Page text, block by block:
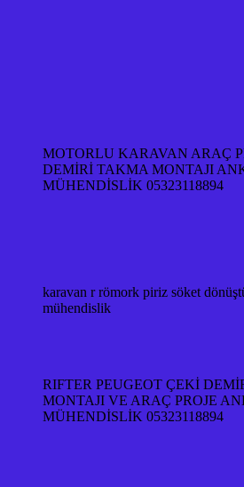
MOTORLU KARAVAN ARAÇ
DEMİRİ TAKMA MONTAJI
MÜHENDİSLİK 05323118894
karavan r römork piriz söket
mühendislik
RIFTER PEUGEOT ÇEKİ
MONTAJI VE ARAÇ PROJE
MÜHENDİSLİK 05323118894